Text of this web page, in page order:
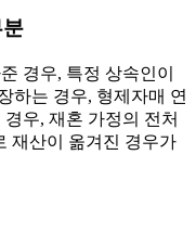
경우, 특정 상속인이
하는 경우, 형제자매 연
우, 재혼 가정의 전처
재산이 옮겨진 경우가